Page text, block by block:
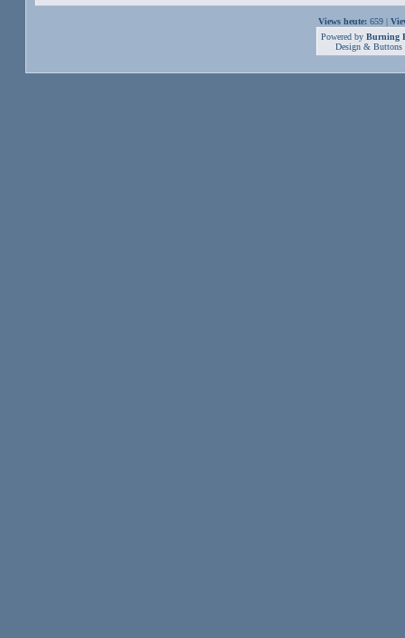
Views heute: 659 |
Powered by Burning
Design & Buttons